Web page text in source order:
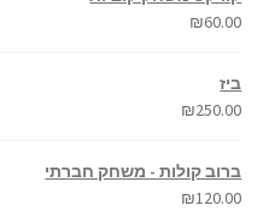
₪60.00
ביז
₪250.00
ברוב קולות - משחק חברתי
₪120.00